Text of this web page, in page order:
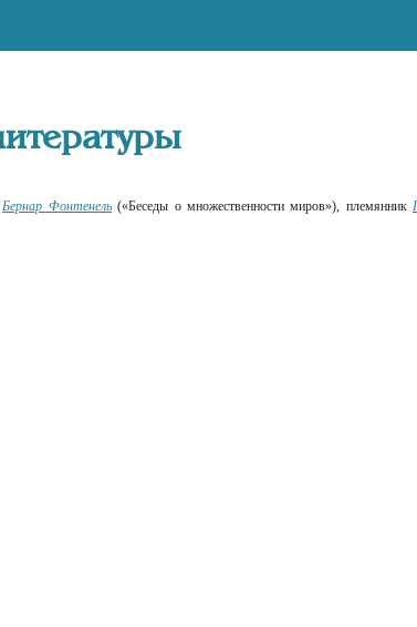
Бернар Фонтенель («Беседы о множественности миров»), племянник